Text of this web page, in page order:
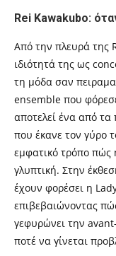
Rei Kawakubo:
Από την πλευρά της
ιδιότητά της ως
τη μόδα σαν
ensemble που
αποτελεί ένα από τα
που έκανε τον γύρο
εμφατικό τρόπο πώς
γλυπτική. Στην
έχουν φορέσει η
επιβεβαιώνοντας
γεφυρώνει την
ποτέ να γίνεται